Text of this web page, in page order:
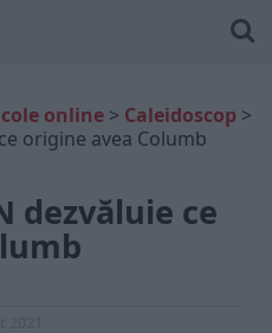
online > Caleidoscop >
origine avea Columb
dezvăluie ce